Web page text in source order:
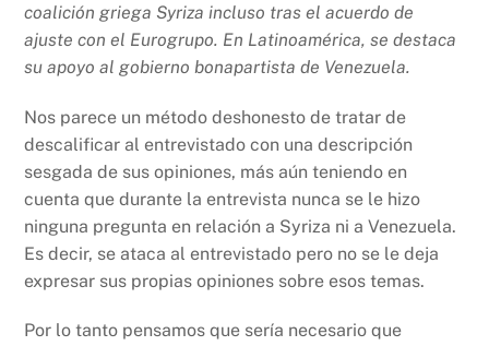
coalición griega Syriza incluso tras el acuerdo de
ajuste con el Eurogrupo. En Latinoamérica, se destaca
su apoyo al gobierno bonapartista de Venezuela.
Nos parece un método deshonesto de tratar de
descalificar al entrevistado con una descripción
sesgada de sus opiniones, más aún teniendo en
cuenta que durante la entrevista nunca se le hizo
ninguna pregunta en relación a Syriza ni a Venezuela.
Es decir, se ataca al entrevistado pero no se le deja
expresar sus propias opiniones sobre esos temas.
Por lo tanto pensamos que sería necesario que